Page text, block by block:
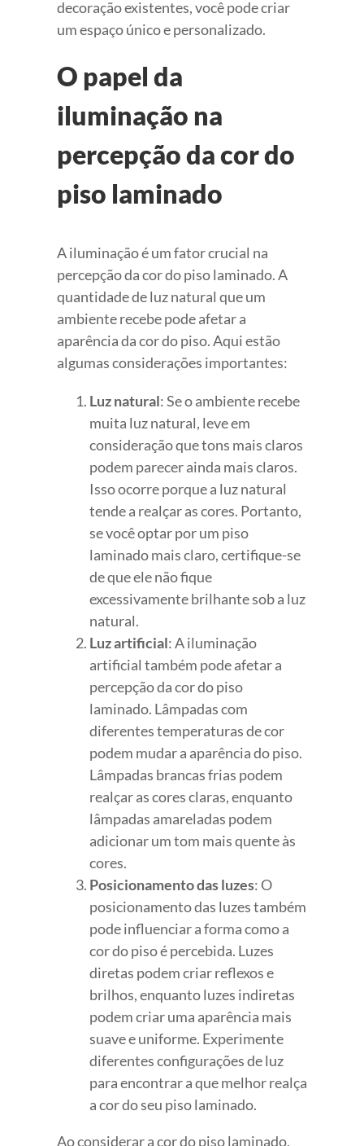
decoração existentes, você pode criar
um espaço único e personalizado.
O papel da
iluminação na
percepção da cor do
piso laminado
A iluminação é um fator crucial na
percepção da cor do piso laminado. A
quantidade de luz natural que um
ambiente recebe pode afetar a
aparência da cor do piso. Aqui estão
algumas considerações importantes:
Luz natural: Se o ambiente recebe
muita luz natural, leve em
consideração que tons mais claros
podem parecer ainda mais claros.
Isso ocorre porque a luz natural
tende a realçar as cores. Portanto,
se você optar por um piso
laminado mais claro, certifique-se
de que ele não fique
excessivamente brilhante sob a luz
natural.
Luz artificial: A iluminação
artificial também pode afetar a
percepção da cor do piso
laminado. Lâmpadas com
diferentes temperaturas de cor
podem mudar a aparência do piso.
Lâmpadas brancas frias podem
realçar as cores claras, enquanto
lâmpadas amareladas podem
adicionar um tom mais quente às
cores.
Posicionamento das luzes: O
posicionamento das luzes também
pode influenciar a forma como a
cor do piso é percebida. Luzes
diretas podem criar reflexos e
brilhos, enquanto luzes indiretas
podem criar uma aparência mais
suave e uniforme. Experimente
diferentes configurações de luz
para encontrar a que melhor realça
a cor do seu piso laminado.
Ao considerar a cor do piso laminado,